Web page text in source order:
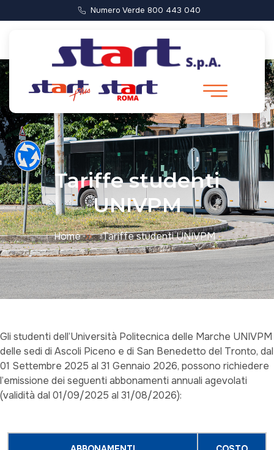
Numero Verde 800 443 040
Tariffe studenti
UNIVPM
Home Tariffe studenti UNIVPM
Gli studenti dell’Università Politecnica delle Marche UNIVPM
delle sedi di Ascoli Piceno e di San Benedetto del Tronto, dal
01 Settembre 2025 al 31 Gennaio 2026, possono richiedere
l’emissione dei seguenti abbonamenti annuali agevolati
(validità dal 01/09/2025 al 31/08/2026):